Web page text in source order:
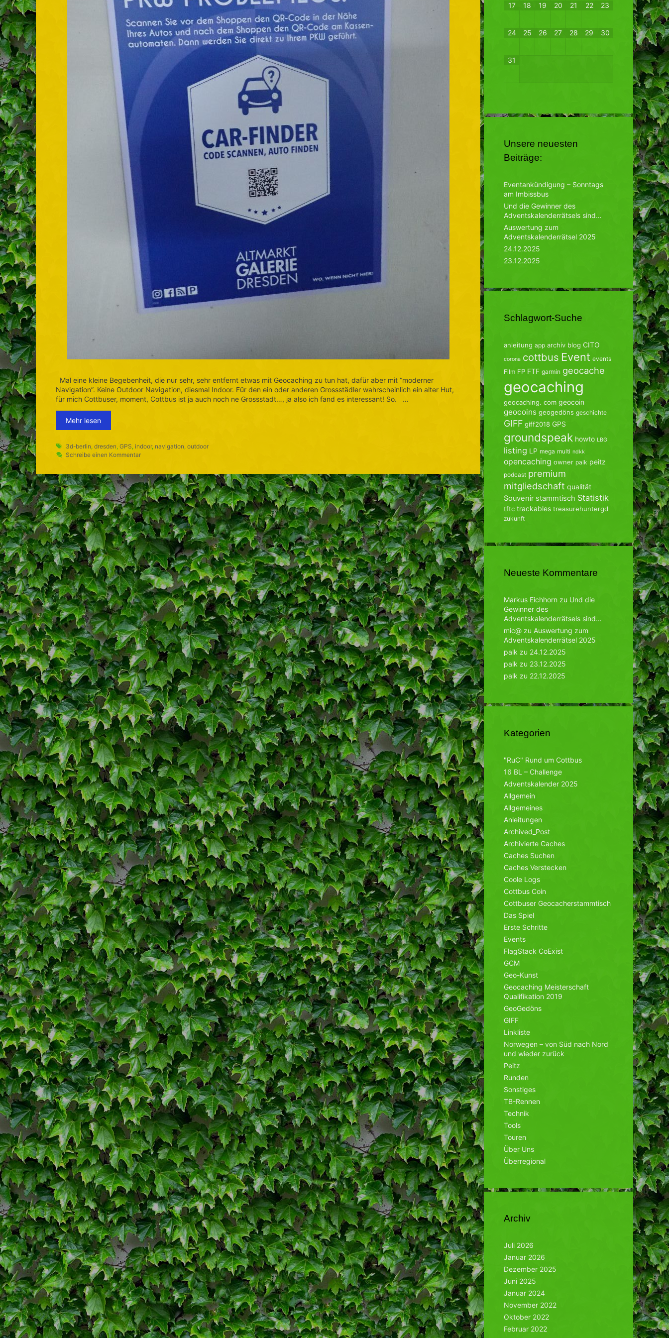
Mal eine kleine Begebenheit, die nur sehr, sehr entfernt etwas mit Geocaching zu tun hat, dafür aber mit “moderner
Navigation”. Keine Outdoor Navigation, diesmal Indoor. Für den ein oder anderen Grossstädler wahrscheinlich ein alter Hut,
für mich Cottbuser, moment, Cottbus ist ja auch noch ne Grossstadt…, ja also ich fand es interessant! So. …
Mehr lesen
Schlagwörter
3d-berlin,dresden,GPS, indoor, navigation,outdoor
Schreibe einen Kommentar
17 18 19 20 21 22 23
24 25 26 27 28 29 30
31
Unsere neuesten
Beiträge:
Eventankündigung – Sonntags
am Imbissbus
Und die Gewinner des
Adventskalenderrätsels sind…
Auswertung zum
Adventskalenderrätsel 2025
24.12.2025
23.12.2025
Schlagwort-Suche
anleitung app archiv blog CITO
corona cottbus Event events
Film FP FTF garmin geocache
geocaching
geocaching. com geocoin
geocoins geogedöns geschichte
GIFF giff2018 GPS
groundspeak howto LBG
listing LP mega multi ndkk
opencaching owner palk peitz
podcast premium
mitgliedschaft qualität
Souvenir stammtisch Statistik
tftc trackables treasurehuntergd
zukunft
Neueste Kommentare
Markus Eichhorn zu Und die
Gewinner des
Adventskalenderrätsels sind…
mic@ zu Auswertung zum
Adventskalenderrätsel 2025
palk zu 24.12.2025
palk zu 23.12.2025
palk zu 22.12.2025
Kategorien
"RuC" Rund um Cottbus
16 BL – Challenge
Adventskalender 2025
Allgemein
Allgemeines
Anleitungen
Archived_Post
Archivierte Caches
Caches Suchen
Caches Verstecken
Coole Logs
Cottbus Coin
Cottbuser Geocacherstammtisch
Das Spiel
Erste Schritte
Events
FlagStack CoExist
GCM
Geo-Kunst
Geocaching Meisterschaft
Qualifikation 2019
GeoGedöns
GIFF
Linkliste
Norwegen – von Süd nach Nord
und wieder zurück
Peitz
Runden
Sonstiges
TB-Rennen
Technik
Tools
Touren
Über Uns
Überregional
Archiv
Juli 2026
Januar 2026
Dezember 2025
Juni 2025
Januar 2024
November 2022
Oktober 2022
Februar 2022